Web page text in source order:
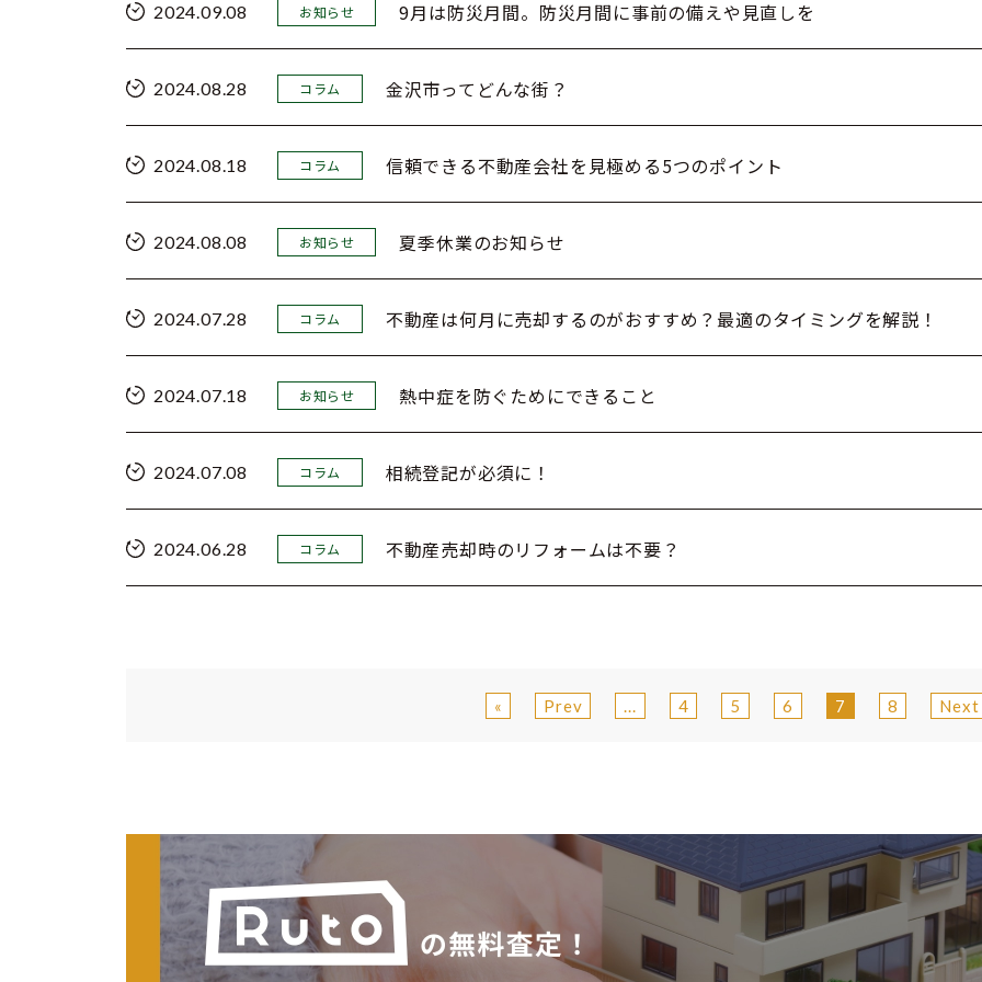
2024.09.08 お知らせ 9月は防災月間。防災月間に事前の備えや見直しを
2024.08.28 コラム 金沢市ってどんな街？
2024.08.18 コラム 信頼できる不動産会社を見極める5つのポイント
2024.08.08 お知らせ 夏季休業のお知らせ
2024.07.28 コラム 不動産は何月に売却するのがおすすめ？最適のタイミングを解説！
2024.07.18 お知らせ 熱中症を防ぐためにできること
2024.07.08 コラム 相続登記が必須に！
2024.06.28 コラム 不動産売却時のリフォームは不要？
« Prev ... 4 5 6 7 8 Next